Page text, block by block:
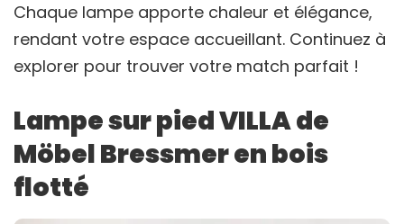
Chaque lampe apporte chaleur et élégance,
rendant votre espace accueillant. Continuez à
explorer pour trouver votre match parfait !
Lampe sur pied VILLA de
Möbel Bressmer en bois
flotté